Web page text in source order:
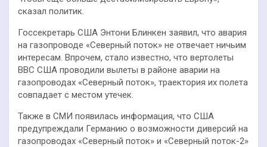
сказал политик.
Госсекретарь США Энтони Блинкен заявил, что авария
на газопроводе «Северный поток» не отвечает ничьим
интересам. Впрочем, стало известно, что вертолеты
ВВС США проводили вылеты в районе аварии на
газопроводах «Северный поток», траектория их полета
совпадает с местом утечек.
Также в СМИ появилась информация, что США
предупреждали Германию о возможности диверсий на
газопроводах «Северный поток» и «Северный поток-2»